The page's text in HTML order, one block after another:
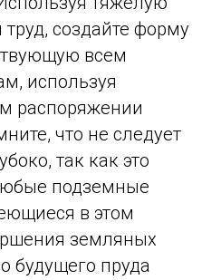
создайте форму
всем
используя
распоряжении
что не следует
так как это
подземные
в этом
земляных
будущего пруда